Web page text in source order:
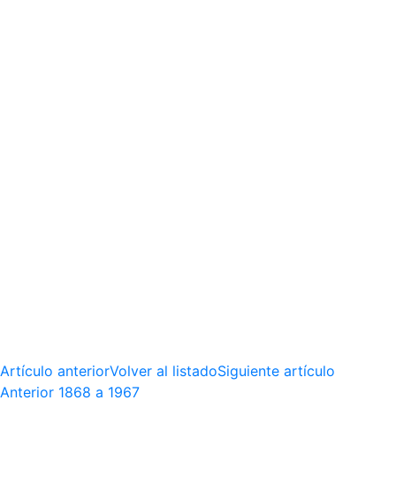
Artículo anteriorVolver al listadoSiguiente artículo
Anterior 1868 a 1967